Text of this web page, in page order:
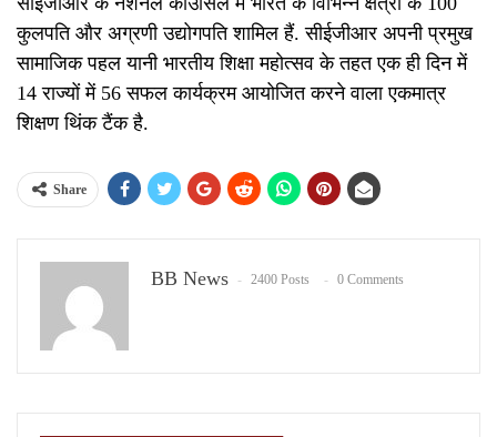
कुलपति और अग्रणी उद्योगपति शामिल हैं. सीईजीआर अपनी प्रमुख
सामाजिक पहल यानी भारतीय शिक्षा महोत्सव के तहत एक ही दिन में
14 राज्यों में 56 सफल कार्यक्रम आयोजित करने वाला एकमात्र
शिक्षण थिंक टैंक है.
Share
BB News 2400 Posts 0 Comments